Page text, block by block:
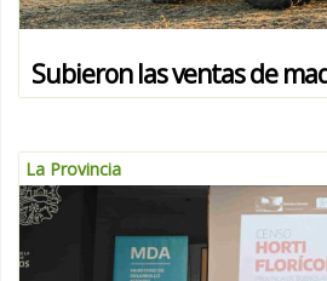
Subieron las ventas de
La Provincia